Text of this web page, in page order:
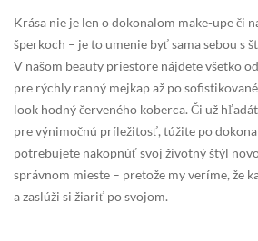
Krása nie je len o dokonalom make-upe či
šperkoch – je to umenie byť sama sebou s
V našom beauty priestore nájdete všetko
pre rýchly ranný mejkap až po
look hodný červeného koberca. Či už
pre výnimočnú príležitosť, túžite po
potrebujete nakopnúť svoj životný štýl
správnom mieste – pretože my veríme, že
a zaslúži si žiariť po svojom.